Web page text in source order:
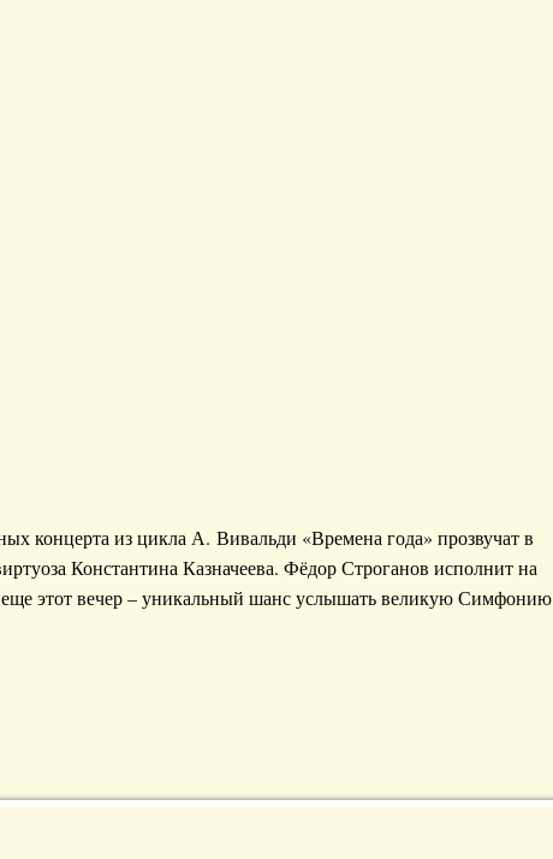
концерта из цикла А. Вивальди «Времена года» прозвучат в
Константина Казначеева. Фёдор Строганов исполнит на
этот вечер – уникальный шанс услышать великую Симфонию